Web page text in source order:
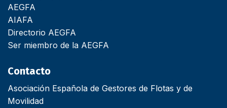
AEGFA
AIAFA
Directorio AEGFA
Ser miembro de la AEGFA
Contacto
Asociación Española de Gestores de Flotas y de
Movilidad